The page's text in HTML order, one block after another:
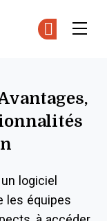
logiciel
les équipes